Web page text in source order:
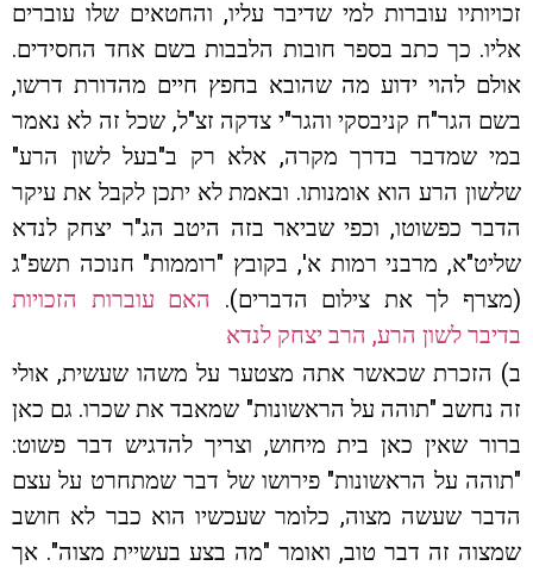
זכויותיו עוברות למי שדיבר עליו, והחטאים שלו עוברים
אליו. כך כתב בספר חובות הלבבות בשם אחד החסידים.
אולם להוי ידוע מה שהובא בחפץ חיים מהדורת דרשו,
בשם הגר"ח קניבסקי והגר"י צדקה זצ"ל, שכל זה לא נאמר
במי שמדבר בדרך מקרה, אלא רק ב"בעל לשון הרע"
שלשון הרע הוא אומנותו. ובאמת לא יתכן לקבל את עיקר
הדבר כפשוטו, וכפי שביאר בזה היטב הג"ר יצחק לנדא
שליט"א, מרבני רמות א', בקובץ "רוממות" חנוכה תשפ"ג
(מצרף לך את צילום הדברים). האם עוברות הזכויות
בדיבר לשון הרע, הרב יצחק לנדא
ב) הזכרת שכאשר אתה מצטער על משהו שעשית, אולי
זה נחשב "תוהה על הראשונות" שמאבד את שכרו. גם כאן
ברור שאין כאן בית מיחוש, וצריך להדגיש דבר פשוט:
"תוהה על הראשונות" פירושו של דבר שמתחרט על עצם
הדבר שעשה מצוה, כלומר שעכשיו הוא כבר לא חושב
שמצוה זה דבר טוב, ואומר "מה בצע בעשיית מצוה". אך